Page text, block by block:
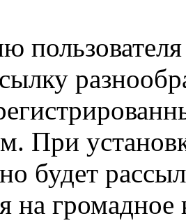
При
будет
на громадное